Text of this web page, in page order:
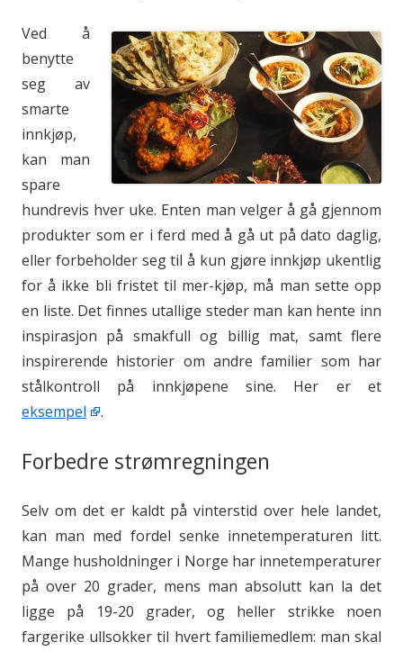
Ved å
benytte
seg av
smarte
innkjøp,
kan man
spare
hundrevis hver uke. Enten man velger å gå gjennom
produkter som er i ferd med å gå ut på dato daglig,
eller forbeholder seg til å kun gjøre innkjøp ukentlig
for å ikke bli fristet til mer-kjøp, må man sette opp
en liste. Det finnes utallige steder man kan hente inn
inspirasjon på smakfull og billig mat, samt flere
inspirerende historier om andre familier som har
stålkontroll på innkjøpene sine. Her er et
eksempel
.
Forbedre strømregningen
Selv om det er kaldt på vinterstid over hele landet,
kan man med fordel senke innetemperaturen litt.
Mange husholdninger i Norge har innetemperaturer
på over 20 grader, mens man absolutt kan la det
ligge på 19-20 grader, og heller strikke noen
fargerike ullsokker til hvert familiemedlem: man skal